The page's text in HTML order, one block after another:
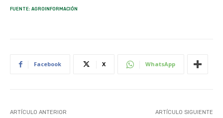
FUENTE: AGROINFORMACIÓN
Facebook X WhatsApp
ARTÍCULO ANTERIOR ARTÍCULO SIGUIENTE